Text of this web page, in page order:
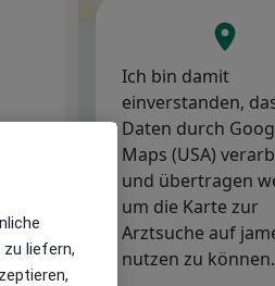
Ich bin damit
einverstanden,
Daten durch
Maps (USA)
und übertragen
um die Karte zur
Arztsuche auf
nutzen zu können.
liefern,